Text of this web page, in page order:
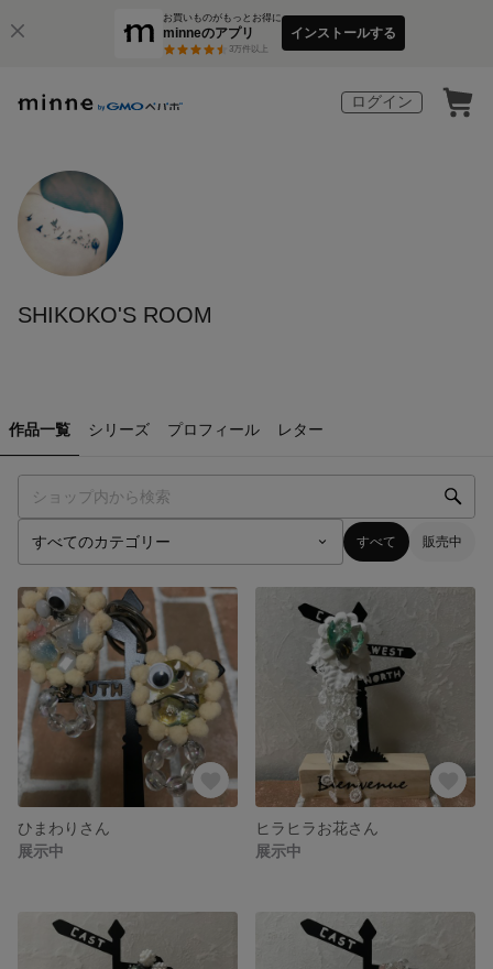
お買いものがもっとお得に
minneのアプリ
3万件以上
インストールする
ログイン
SHIKOKO'S ROOM
作品一覧 シリーズ プロフィール レター
すべて 販売中
ひまわりさん
展示中
ヒラヒラお花さん
展示中